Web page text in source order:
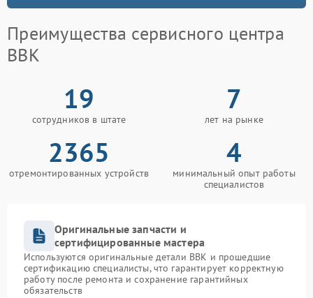
Преимущества сервисного центра
BBK
19
сотрудников в штате
7
лет на рынке
2365
отремонтированных устройств
4
минимальный опыт работы
специалистов
Оригинальные запчасти и
сертифицированные мастера
Используются оригинальные детали BBK и прошедшие
сертификацию специалисты, что гарантирует корректную
работу после ремонта и сохранение гарантийных
обязательств